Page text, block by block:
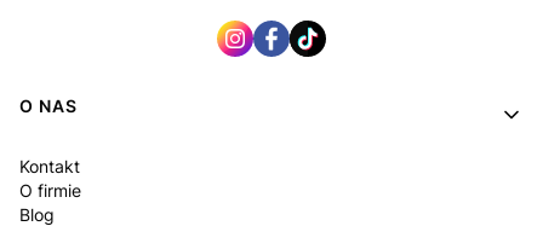
Linki w stopce
O NAS
Kontakt
O firmie
Blog